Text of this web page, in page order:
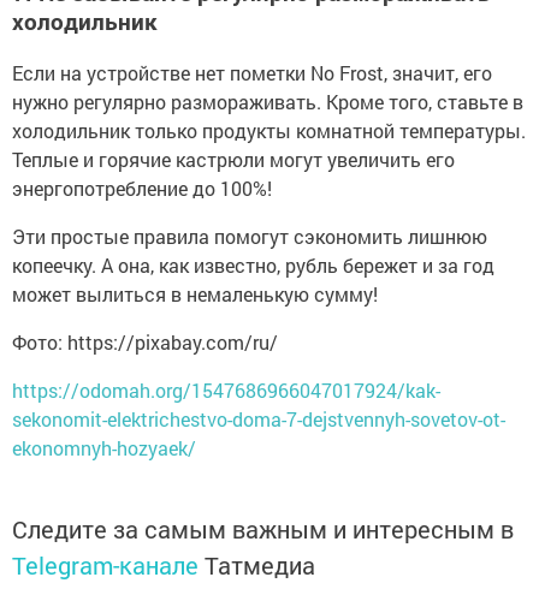
холодильник
Если на устройстве нет пометки No Frost, значит, его
нужно регулярно размораживать. Кроме того, ставьте в
холодильник только продукты комнатной температуры.
Теплые и горячие кастрюли могут увеличить его
энергопотребление до 100%!
Эти простые правила помогут сэкономить лишнюю
копеечку. А она, как известно, рубль бережет и за год
может вылиться в немаленькую сумму!
Фото: https://pixabay.com/ru/
https://odomah.org/1547686966047017924/kak-
sekonomit-elektrichestvo-doma-7-dejstvennyh-sovetov-ot-
ekonomnyh-hozyaek/
Следите за самым важным и интересным в
Telegram-канале Татмедиа